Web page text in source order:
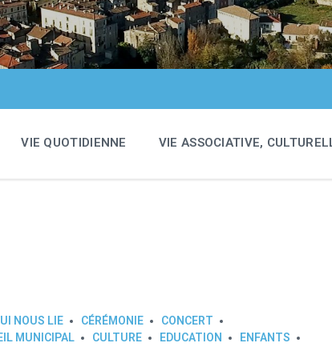
VIE QUOTIDIENNE VIE ASSOCIATIVE,
NOUS LIE CÉRÉMONIE
CONCERT
MUNICIPAL CULTURE EDUCATION
ENFANTS